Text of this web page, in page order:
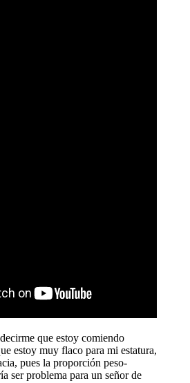
que estoy comiendo
estoy muy flaco para mi estatura,
pues la proporción peso-
ser problema para un señor de